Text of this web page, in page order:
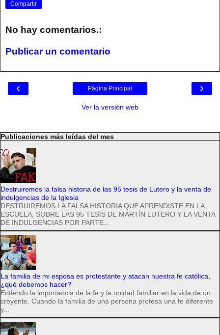
Compartir
No hay comentarios.:
Publicar un comentario
‹ ›
Página Principal
Ver la versión web
Publicaciones más leídas del mes
Destruiremos la falsa historia de las 95 tesis de Lutero y la venta de
indulgencias de la Iglesia
DESTRUIREMOS LA FALSA HISTORIA QUE APRENDISTE EN LA
ESCUELA, SOBRE LAS 95 TESIS DE MARTÍN LUTERO Y LA VENTA
DE INDULGENCIAS POR PARTE...
La familia de mi esposa es protestante y atacan nuestra fe católica,
¿qué debemos hacer?
Entiendo la importancia de la fe y la unidad familiar en la vida de un
creyente. Cuando la familia de una persona profesa una fe diferente
y...